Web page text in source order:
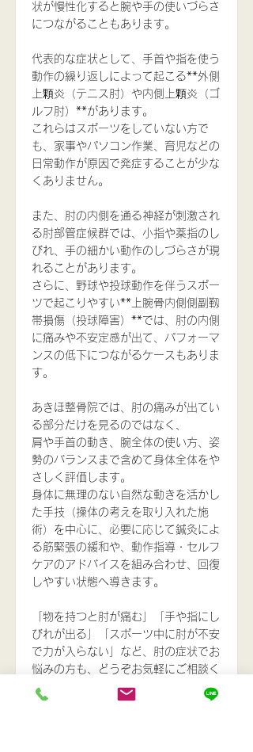
状が慢性化すると腕や手の使いづらさ
につながることもあります。
代表的な症状として、手首や指を使う
動作の繰り返しによって起こる**外側
上顆炎（テニス肘）や内側上顆炎（ゴ
ルフ肘）**があります。
これらはスポーツをしていない方で
も、家事やパソコン作業、育児などの
日常動作が原因で発症することが少な
くありません。
また、肘の内側を通る神経が刺激され
る肘部管症候群では、小指や薬指のし
びれ、手の細かい動作のしづらさが現
れることがあります。
さらに、野球や投球動作を伴うスポー
ツで起こりやすい**上腕骨内側側副靱
帯損傷（投球障害）**では、肘の内側
に痛みや不安定感が出て、パフォーマ
ンスの低下につながるケースもありま
す。
あきほ整骨院では、肘の痛みが出てい
る部分だけを見るのではなく、
肩や手首の動き、腕全体の使い方、姿
勢のバランスまで含めて身体全体をや
さしく評価します。
身体に無理のない自然な動きを活かし
た手技（操体の考えを取り入れた施
術）を中心に、必要に応じて鍼灸によ
る筋緊張の緩和や、動作指導・セルフ
ケアのアドバイスを組み合わせ、回復
しやすい状態へ導きます。
「物を持つと肘が痛む」「手や指にし
びれが出る」「スポーツ中に肘が不安
で力が入らない」など、肘の症状でお
悩みの方も、どうぞお気軽にご相談く
ださい。
症状の原因や回復の流れを分かりやす